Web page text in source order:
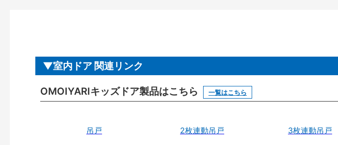
室内ドア 関連リンク
OMOIYARIキッズドア製品はこちら 一覧はこちら
吊戸 2枚連動吊戸 3枚連動吊戸